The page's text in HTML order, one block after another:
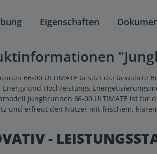
Eigenschaften
66-00 ULTIMATE besitzt die
Energy und Hochleistungs
Jungbrunnen 66-00 ULTIMATE ist
und erfreut den Nutzer mit frischem,
-